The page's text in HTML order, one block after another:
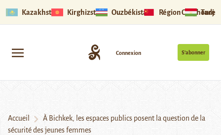
Kazakhstan Kirghizstan Ouzbékistan Région Ouïghoure
S’abonner
Connexion
Accueil
À Bichkek, les espaces publics posent la question de la
sécurité des jeunes femmes